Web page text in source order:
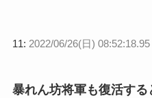
11: 2022/06/26(日)
暴れん坊将軍も復活す